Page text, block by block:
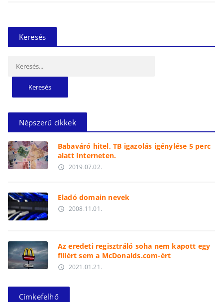
Keresés
Népszerű cikkek
Babaváró hitel, TB igazolás igénylése 5 perc
alatt Interneten.
access_time 2019.07.02.
Eladó domain nevek
access_time 2008.11.01.
Az eredeti regisztráló soha nem kapott egy
fillért sem a McDonalds.com-ért
access_time 2021.01.21.
Címkefelhő